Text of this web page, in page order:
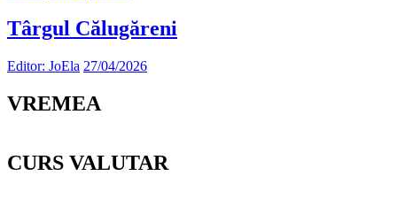
Târgul Călugăreni
Editor: JoEla 27/04/2026
VREMEA
CURS VALUTAR